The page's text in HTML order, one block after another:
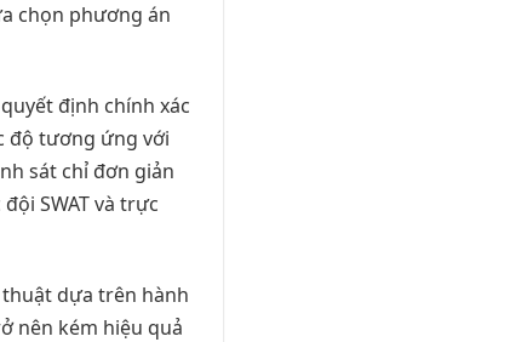
chọn phương án
định chính xác
độ tương ứng với
sát chỉ đơn giản
SWAT và trực
thuật dựa trên hành
nên kém hiệu quả